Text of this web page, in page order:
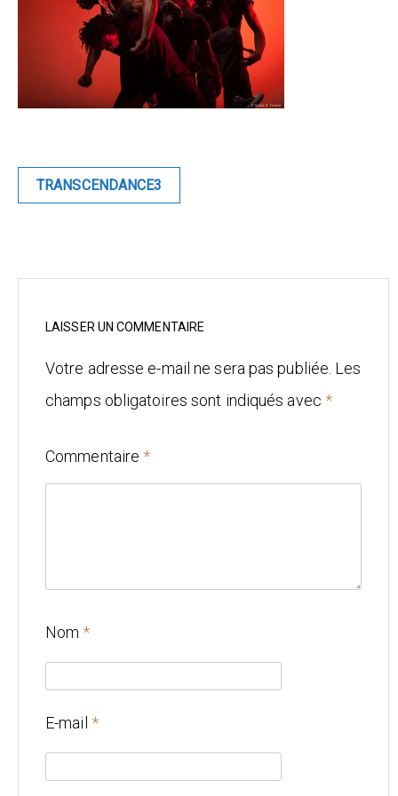
Equilibre
Renaissance
Sunustreet
Fashion
Culinaire
Industrielle
Mariage
Architecture
Navigation
TRANSCENDANCE3
LAISSER UN COMMENTAIRE
Votre adresse e-mail ne sera pas publiée. Les
champs obligatoires sont indiqués avec *
Commentaire *
Nom *
E-mail *